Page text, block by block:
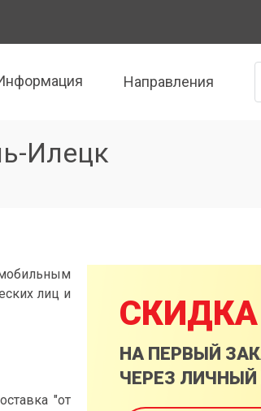
Направления
Илецк
лиц и
"от
СКИДКА
НА ПЕРВЫЙ
ЧЕРЕЗ ЛИЧНЫЙ